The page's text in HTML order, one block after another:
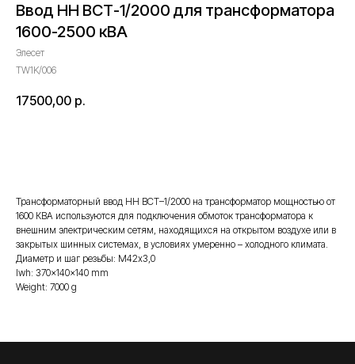
Ввод НН ВСТ-1/2000 для трансформатора
1600-2500 кВА
Элесет
TW1K/006
17500,00 р.
Трансформаторный ввод НН ВСТ–1/2000 на трансформатор мощностью от
1600 КВА используются для подключения обмоток трансформатора к
внешним электрическим сетям, находящихся на открытом воздухе или в
закрытых шинных системах, в условиях умеренно – холодного климата.
Диаметр и шаг резьбы: М42х3,0
lwh: 370x140x140 mm
Weight: 7000 g